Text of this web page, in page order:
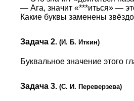
— Ага, значит «***иться» —
Какие буквы заменены
Задача 2. (И. Б. Иткин)
Буквальное значение этого
Задача 3. (С. И. Переверзева)